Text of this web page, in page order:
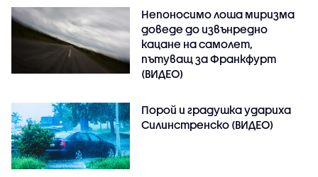
Непоносимо лоша миризма
доведе до извънредно
кацане на самолет,
пътуващ за Франкфурт
(ВИДЕО)
Порой и градушка удариха
Силинстренско (ВИДЕО)